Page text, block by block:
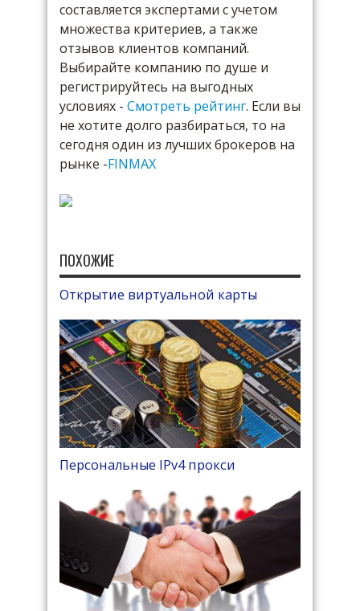
составляется экспертами с учетом
множества критериев, а также
отзывов клиентов компаний.
Выбирайте компанию по душе и
регистрируйтесь на выгодных
условиях - Смотреть рейтинг. Если вы
не хотите долго разбираться, то на
сегодня один из лучших брокеров на
рынке -FINMAX
ПОХОЖИЕ
Открытие виртуальной карты
Персональные IPv4 прокси